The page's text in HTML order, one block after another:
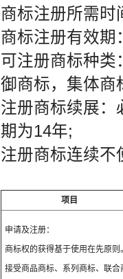
商标注册所需时
商标注册有效期
可注册商标种类
御商标，集体商
注册商标续展：
期为14年;
注册商标连续不
项目
申请及注册：
商标权的获得基于使用在先原则
接受商品商标、系列商标、联合